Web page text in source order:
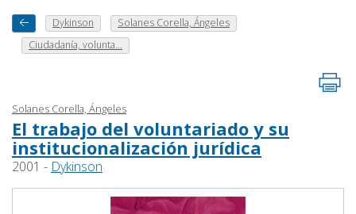
Dykinson
Solanes Corella, Ángeles
Ciudadanía, volunta...
Solanes Corella, Ángeles
El trabajo del voluntariado y su
institucionalización jurídica
2001 - Dykinson